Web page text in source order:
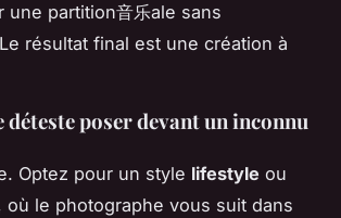
une partition音乐ale sans
résultat final est une création à
déteste poser devant un inconnu
Optez pour un style lifestyle ou
où le photographe vous suit dans